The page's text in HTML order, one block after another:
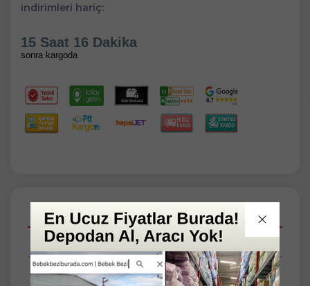
indirimleri hariç:
15 Saat 16 Dakika
sonra kargoda
Açıklamalar
Taksit Seçenekleri
Tüm Yorumlar